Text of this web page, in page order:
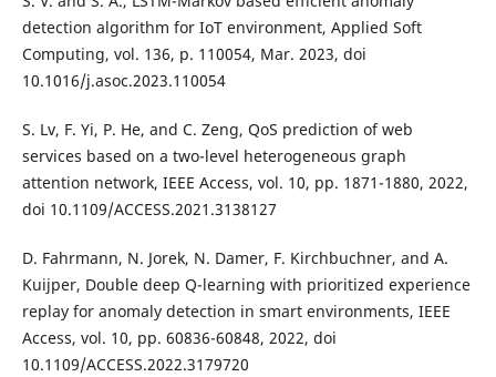
detection algorithm for IoT environment, Applied Soft
Computing, vol. 136, p. 110054, Mar. 2023, doi
10.1016/j.asoc.2023.110054
S. Lv, F. Yi, P. He, and C. Zeng, QoS prediction of web
services based on a two-level heterogeneous graph
attention network, IEEE Access, vol. 10, pp. 1871-1880, 2022,
doi 10.1109/ACCESS.2021.3138127
D. Fahrmann, N. Jorek, N. Damer, F. Kirchbuchner, and A.
Kuijper, Double deep Q-learning with prioritized experience
replay for anomaly detection in smart environments, IEEE
Access, vol. 10, pp. 60836-60848, 2022, doi
10.1109/ACCESS.2022.3179720